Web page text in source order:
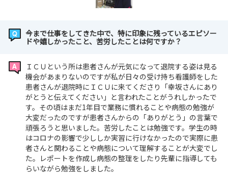
今まで仕事をしてきた中で、特に印象に残っているエピソー
ドや嬉しかったこと、苦労したことは何ですか？
ＩＣＵという所は患者さんが元気になって退院する姿は見る
機会があまりないのですが私が日々の受け持ち看護師をした
患者さんが退院時にＩＣＵに来てくださり「幸坂さんにあり
がとうと伝えてください」と言われたことがうれしかったで
す。その頃はまだ1年目で業務に慣れることや病態の勉強が
大変だったのですが患者さんからの「ありがとう」の言葉で
頑張ろうと思いました。苦労したことは勉強です。学生の時
はコロナの影響で少ししか実習に行けなかったので実際に患
者さんと関わることや病態について理解することが大変でし
た。レポートを作成し病態の整理をしたり先輩に指導しても
らいながら勉強をしました。